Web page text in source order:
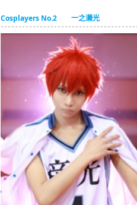
Cosplayers No.2 一之濑光